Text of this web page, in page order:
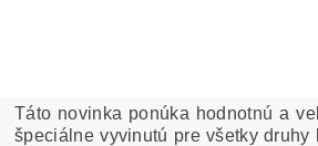
Táto novinka ponúka hodnotnú a
špeciálne vyvinutú pre všetky druhy